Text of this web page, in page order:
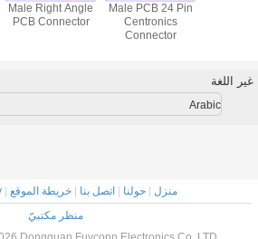
Male Right Angle
PCB Connector
Male PCB 24 Pin
Centronics
Connector
غير اللغة
Arabic
منزل | حولنا | اتصل بنا | خريطة الموقع |
منظر مكتبيّ